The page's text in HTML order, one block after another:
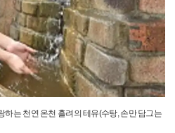
하는 천연 온천 흘려의 테유(수탕, 손만 담그는